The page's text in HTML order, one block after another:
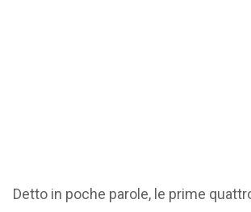
Detto in poche parole, le prime